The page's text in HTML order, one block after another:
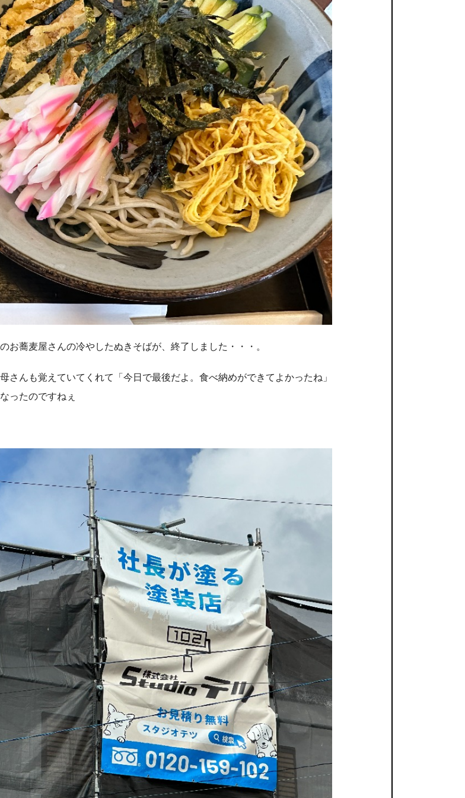
お蕎麦屋さんの冷やしたぬきそばが、終了しました・・・。
さんも覚えていてくれて「今日で最後だよ。食べ納めができてよかったね」
ったのですねぇ